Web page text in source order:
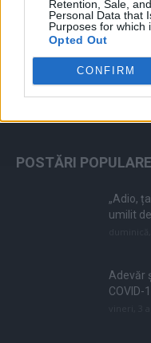
Retention, Sale,
Personal Data that
Purposes for which
Opted Out
CONFIRM
POSTĂRI POPULARE
„Adio,
umilit
Adevăr
COVID-